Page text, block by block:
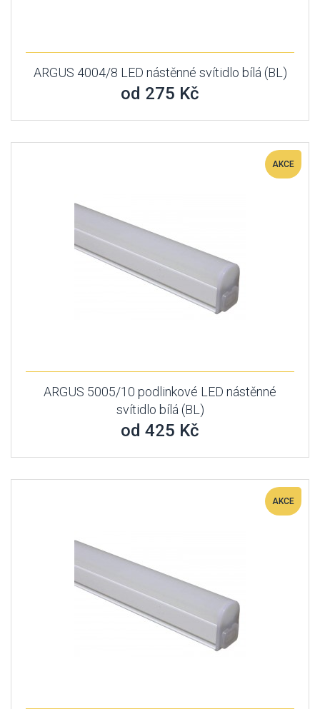
ARGUS 4004/8 LED nástěnné svítidlo bílá (BL)
od 275 Kč
AKCE
ARGUS 5005/10 podlinkové LED nástěnné
svítidlo bílá (BL)
od 425 Kč
AKCE